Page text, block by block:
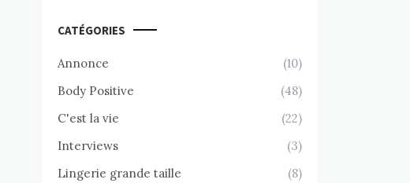
CATÉGORIES
Annonce
(10)
Body Positive
(48)
C'est la vie
(22)
Interviews
(3)
Lingerie grande taille
(8)